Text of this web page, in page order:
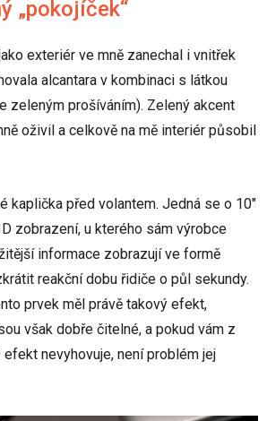
„pokojíček“
exteriér ve mně zanechal i vnitřek
alcantara v kombinaci s látkou
zeleným prošíváním). Zelený akcent
oživil a celkově na mě interiér působil
kaplička před volantem. Jedná se o 10"
zobrazení, u kterého sám výrobce
informace zobrazují ve formě
reakční dobu řidiče o půl sekundy.
prvek měl právě takový efekt,
však dobře čitelné, a pokud vám z
efekt nevyhovuje, není problém jej